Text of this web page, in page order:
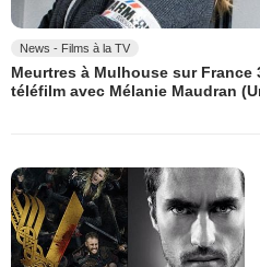
News - Films à la TV
Meurtres à Mulhouse sur France
téléfilm avec Mélanie Maudran